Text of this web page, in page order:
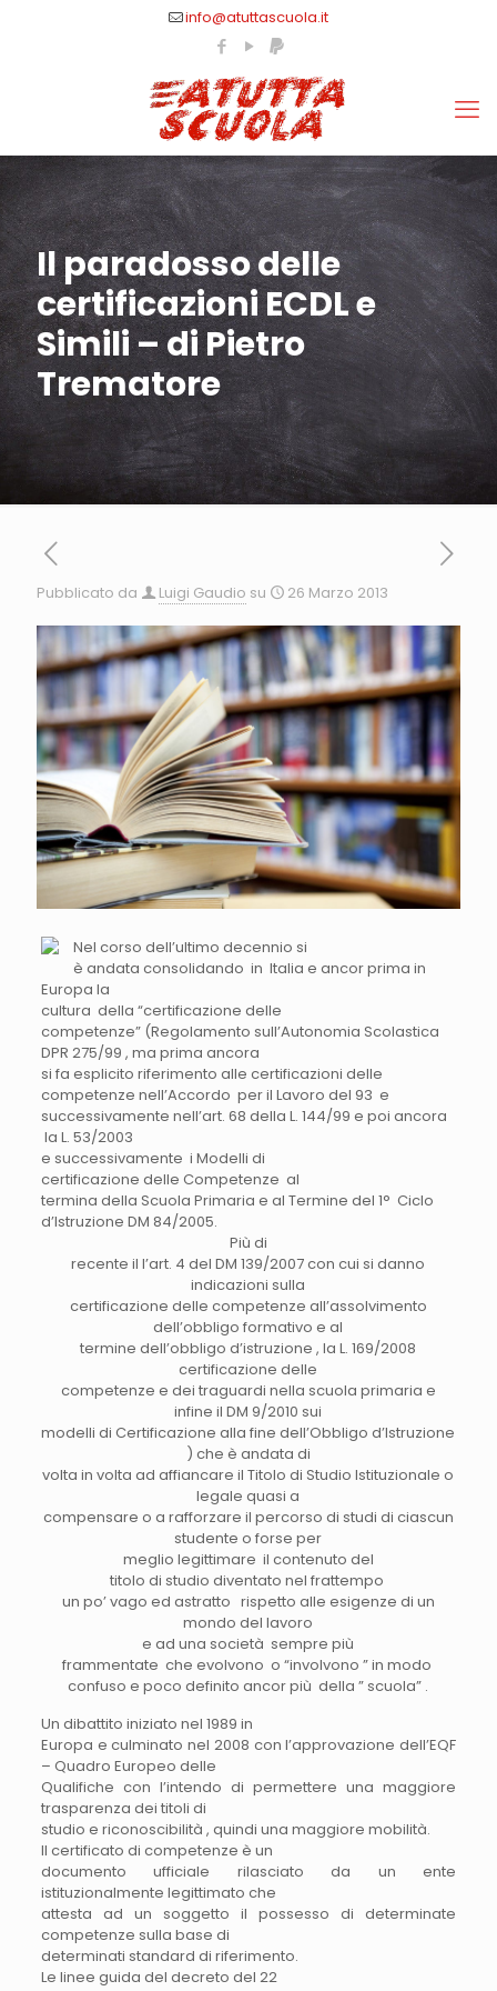
info@atuttascuola.it
Il paradosso delle
certificazioni ECDL e
Simili – di Pietro
Trematore
Pubblicato da Luigi Gaudio su 26 Marzo 2013
Nel corso dell’ultimo decennio si
è andata consolidando in Italia e ancor prima in
Europa la
cultura della “certificazione delle
competenze” (Regolamento sull’Autonomia Scolastica
DPR 275/99 , ma prima ancora
si fa esplicito riferimento alle certificazioni delle
competenze nell’Accordo per il Lavoro del 93 e
successivamente nell’art. 68 della L. 144/99 e poi ancora
la L. 53/2003
e successivamente i Modelli di
certificazione delle Competenze al
termina della Scuola Primaria e al Termine del 1° Ciclo
d’Istruzione DM 84/2005.
Più di
recente il l’art. 4 del DM 139/2007 con cui si danno
indicazioni sulla
certificazione delle competenze all’assolvimento
dell’obbligo formativo e al
termine dell’obbligo d’istruzione , la L. 169/2008
certificazione delle
competenze e dei traguardi nella scuola primaria e
infine il DM 9/2010 sui
modelli di Certificazione alla fine dell’Obbligo d’Istruzione
) che è andata di
volta in volta ad affiancare il Titolo di Studio Istituzionale o
legale quasi a
compensare o a rafforzare il percorso di studi di ciascun
studente o forse per
meglio legittimare il contenuto del
titolo di studio diventato nel frattempo
un po’ vago ed astratto rispetto alle esigenze di un
mondo del lavoro
e ad una società sempre più
frammentate che evolvono o “involvono ” in modo
confuso e poco definito ancor più della ” scuola” .
Un dibattito iniziato nel 1989 in
Europa e culminato nel 2008 con l’approvazione dell’EQF
– Quadro Europeo delle
Qualifiche con l’intendo di permettere una maggiore
trasparenza dei titoli di
studio e riconoscibilità , quindi una maggiore mobilità.
Il certificato di competenze è un
documento ufficiale rilasciato da un ente
istituzionalmente legittimato che
attesta ad un soggetto il possesso di determinate
competenze sulla base di
determinati standard di riferimento.
Le linee guida del decreto del 22